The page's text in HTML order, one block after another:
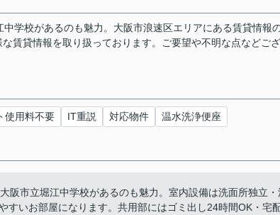
学校があるのも魅力。大阪市浪速区エリアにある賃貸情報
賃貸情報を取り扱っております。ご要望や不明な点などご
使用料不要 IT重説 対応物件 温水洗浄便座
阪市立堀江中学校があるのも魅力。室内設備は洗面所独立
すいお部屋になります。共用部にはゴミ出し24時間OK・宅